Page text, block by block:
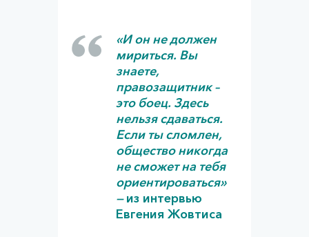
«И он не должен
мириться. Вы
знаете,
правозащитник –
это боец. Здесь
нельзя сдаваться.
Если ты сломлен,
общество никогда
не сможет на тебя
ориентироваться»
—из интервью
Евгения Жовтиса